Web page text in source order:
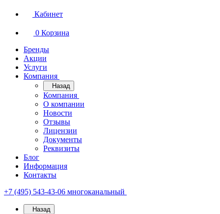
Кабинет
0 Корзина
Бренды
Акции
Услуги
Компания
Назад
Компания
О компании
Новости
Отзывы
Лицензии
Документы
Реквизиты
Блог
Информация
Контакты
+7 (495) 543-43-06 многоканальный
Назад